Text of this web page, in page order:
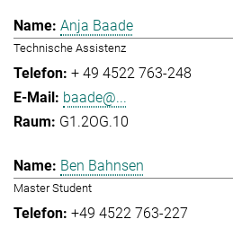
Anja Baade
Technische Assistenz
+ 49 4522 763-248
baade@...
G1.2OG.10
Ben Bahnsen
Master Student
+49 4522 763-227